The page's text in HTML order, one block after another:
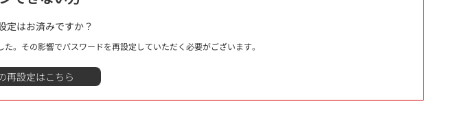
定はお済みですか？
。その影響でパスワードを再設定していただく必要がございます。